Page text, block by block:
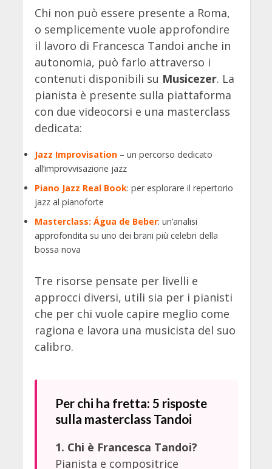
Chi non può essere presente a Roma,
o semplicemente vuole approfondire
il lavoro di Francesca Tandoi anche in
autonomia, può farlo attraverso i
contenuti disponibili su Musicezer. La
pianista è presente sulla piattaforma
con due videocorsi e una masterclass
dedicata:
Jazz Improvisation– un percorso dedicato
all’improvvisazione jazz
Piano Jazz Real Book: per esplorare il repertorio
jazz al pianoforte
Masterclass: Água de Beber: un’analisi
approfondita su uno dei brani più celebri della
bossa nova
Tre risorse pensate per livelli e
approcci diversi, utili sia per i pianisti
che per chi vuole capire meglio come
ragiona e lavora una musicista del suo
calibro.
Per chi ha fretta: 5 risposte
sulla masterclass Tandoi
1. Chi è Francesca Tandoi?
Pianista e compositrice